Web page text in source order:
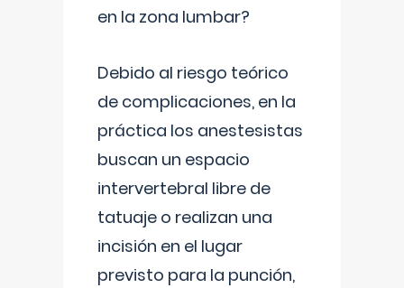
en la zona lumbar?
Debido al riesgo teórico
de complicaciones, en la
práctica los anestesistas
buscan un espacio
intervertebral libre de
tatuaje o realizan una
incisión en el lugar
previsto para la punción,